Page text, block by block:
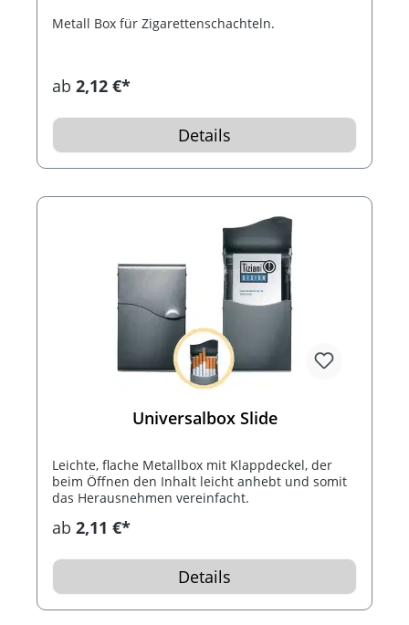
Metall Box für Zigarettenschachteln.
ab 2,12 €*
Details
Universalbox Slide
Leichte, flache Metallbox mit Klappdeckel, der
beim Öffnen den Inhalt leicht anhebt und somit
das Herausnehmen vereinfacht.
ab 2,11 €*
Details